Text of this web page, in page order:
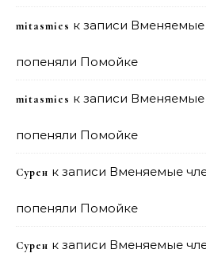
mitasmies к записи Вменяемые
попеняли Помойке
mitasmies к записи Вменяемые
попеняли Помойке
Сурен к записи Вменяемые
попеняли Помойке
Сурен к записи Вменяемые